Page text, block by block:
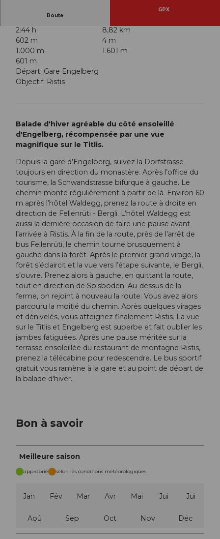
Route
GPX
2:44 h
8,82 km
602 m
4 m
1.000 m
1.601 m
601 m
Départ: Gare Engelberg
Objectif: Ristis
Balade d'hiver agréable du côté ensoleillé
d'Engelberg, récompensée par une vue
magnifique sur le Titlis.
Depuis la gare d’Engelberg, suivez la Dorfstrasse
toujours en direction du monastère. Après l’office du
tourisme, la Schwandstrasse bifurque à gauche. Le
chemin monte régulièrement à partir de là. Environ 60
m après l’hôtel Waldegg, prenez la route à droite en
direction de Fellenrüti - Bergli. L’hôtel Waldegg est
aussi la dernière occasion de faire une pause avant
l’arrivée à Ristis. À la fin de la route, près de l’arrêt de
bus Fellenrüti, le chemin tourne brusquement à
gauche dans la forêt. Après le premier grand virage, la
forêt s’éclaircit et la vue vers l’étape suivante, le Bergli,
s’ouvre. Prenez alors à gauche, en quittant la route,
tout en direction de Spisboden. Au-dessus de la
ferme, on rejoint à nouveau la route. Vous avez alors
parcouru la moitié du chemin. Après quelques virages
et dénivelés, vous atteignez finalement Ristis. La vue
sur le Titlis et Engelberg est superbe et fait oublier les
jambes fatiguées. Après une pause méritée sur la
terrasse ensoleillée du restaurant de montagne Ristis,
prenez la télécabine pour redescendre. Le bus sportif
gratuit vous ramène à la gare et au point de départ de
la balade d'hiver.
Bon à savoir
Meilleure saison
approprié selon les conditions météorologiques
Jan Fév Mar Avr Mai Jui Jui
Aoû Sep Oct Nov Déc